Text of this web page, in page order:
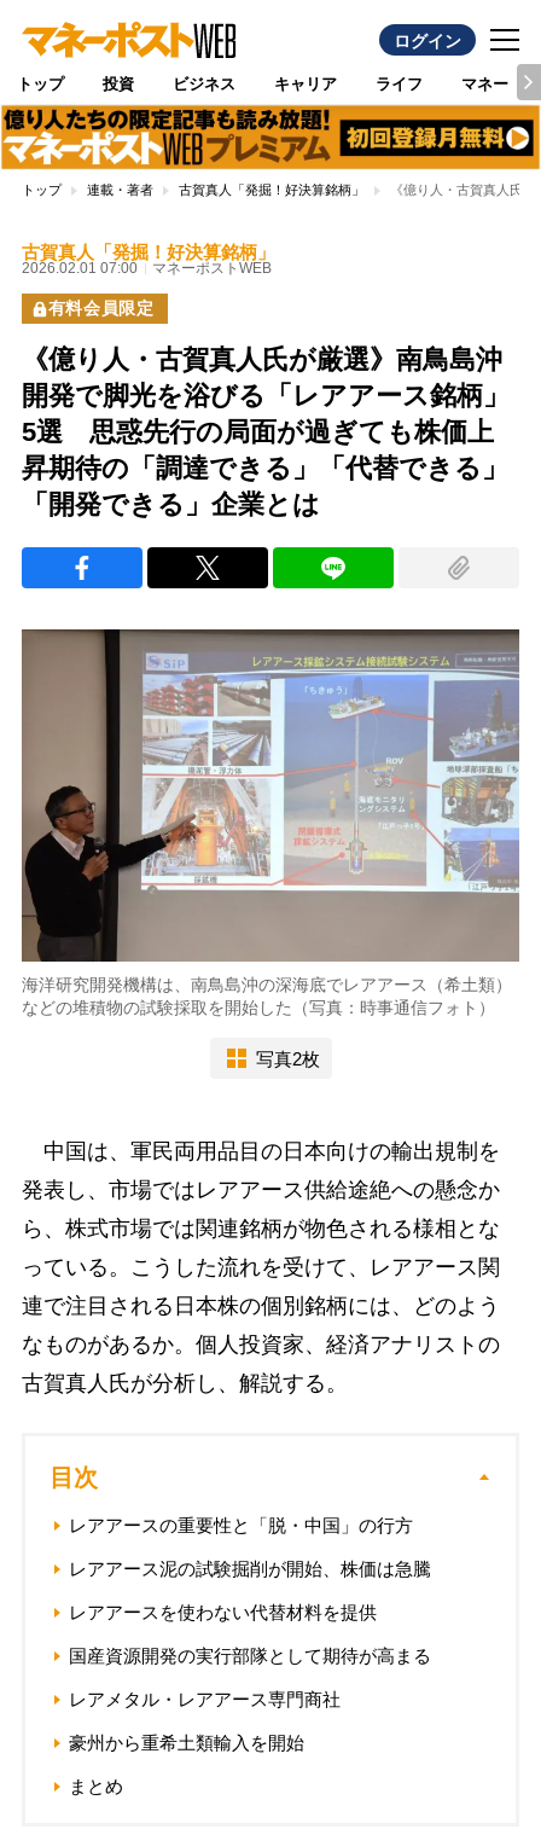
ログイン
トップ 投資 ビジネス キャリア ライフ マネー
トップ 連載・著者 古賀真人「発掘！好決算銘柄」 《億り人・古賀真人氏
古賀真人「発掘！好決算銘柄」
2026.02.01 07:00 マネーポストWEB
有料会員限定
《億り人・古賀真人氏が厳選》南鳥島沖
開発で脚光を浴びる「レアアース銘柄」
5選 思惑先行の局面が過ぎても株価上
昇期待の「調達できる」「代替できる」
「開発できる」企業とは
海洋研究開発機構は、南鳥島沖の深海底でレアアース（希土類）
などの堆積物の試験採取を開始した（写真：時事通信フォト）
写真2枚
中国は、軍民両用品目の日本向けの輸出規制を
発表し、市場ではレアアース供給途絶への懸念か
ら、株式市場では関連銘柄が物色される様相とな
っている。こうした流れを受けて、レアアース関
連で注目される日本株の個別銘柄には、どのよう
なものがあるか。個人投資家、経済アナリストの
古賀真人氏が分析し、解説する。
目次
レアアースの重要性と「脱・中国」の行方
レアアース泥の試験掘削が開始、株価は急騰
レアアースを使わない代替材料を提供
国産資源開発の実行部隊として期待が高まる
レアメタル・レアアース専門商社
豪州から重希土類輸入を開始
まとめ